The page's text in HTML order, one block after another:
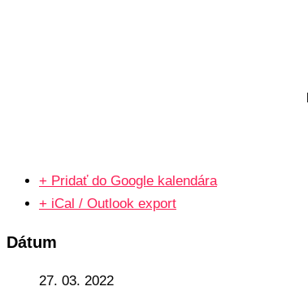
+ Pridať do Google kalendára
+ iCal / Outlook export
Dátum
27. 03. 2022